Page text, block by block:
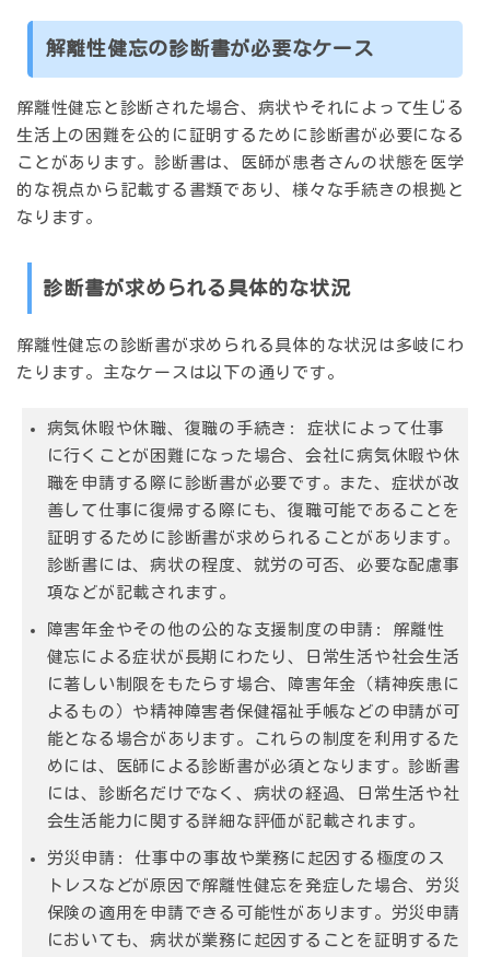
解離性健忘の診断書が必要なケース
解離性健忘と診断された場合、病状やそれによって生じる
生活上の困難を公的に証明するために診断書が必要になる
ことがあります。診断書は、医師が患者さんの状態を医学
的な視点から記載する書類であり、様々な手続きの根拠と
なります。
診断書が求められる具体的な状況
解離性健忘の診断書が求められる具体的な状況は多岐にわ
たります。主なケースは以下の通りです。
病気休暇や休職、復職の手続き:
症状によって仕事
に行くことが困難になった場合、会社に病気休暇や休
職を申請する際に診断書が必要です。また、症状が改
善して仕事に復帰する際にも、復職可能であることを
証明するために診断書が求められることがあります。
診断書には、病状の程度、就労の可否、必要な配慮事
項などが記載されます。
障害年金やその他の公的な支援制度の申請:
解離性
健忘による症状が長期にわたり、日常生活や社会生活
に著しい制限をもたらす場合、障害年金（精神疾患に
よるもの）や精神障害者保健福祉手帳などの申請が可
能となる場合があります。これらの制度を利用するた
めには、医師による診断書が必須となります。診断書
には、診断名だけでなく、病状の経過、日常生活や社
会生活能力に関する詳細な評価が記載されます。
労災申請:
仕事中の事故や業務に起因する極度のス
トレスなどが原因で解離性健忘を発症した場合、労災
保険の適用を申請できる可能性があります。労災申請
においても、病状が業務に起因することを証明するた